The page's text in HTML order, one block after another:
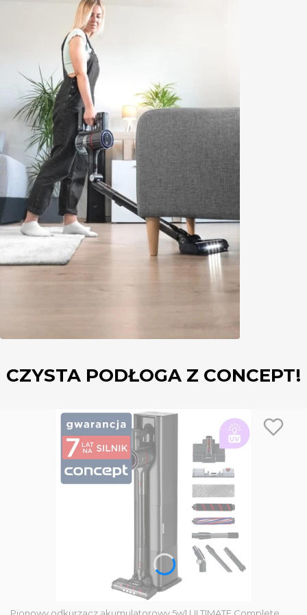
CZYSTA PODŁOGA Z CONCEPT!
Pionowy odkurzacz akumulatorowy 5w1 ULTIMATE Complete